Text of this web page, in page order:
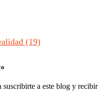
a este blog y recibir